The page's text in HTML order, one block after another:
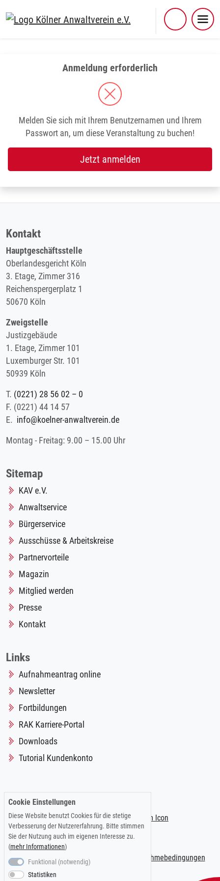
Anmeldung erforderlich
Melden Sie sich mit Ihrem Benutzernamen und Ihrem
Passwort an, um diese Veranstaltung zu buchen!
Jetzt anmelden
Kontakt
Hauptgeschäftsstelle
Oberlandesgericht Köln
3. Etage, Zimmer 316
Reichenspergerplatz 1
50670 Köln
Zweigstelle
Justizgebäude
1. Etage, Zimmer 101
Luxemburger Str. 101
50939 Köln
T. (0221) 28 56 02 – 0
F. (0221) 44 14 57
E. info@koelner-anwaltverein.de
Montag - Freitag: 9.00 – 15.00 Uhr
Sitemap
KAV e.V.
Anwaltservice
Bürgerservice
Ausschüsse & Arbeitskreise
Partnervorteile
Magazin
Mitglied werden
Presse
Kontakt
Links
Aufnahmeantrag online
Newsletter
Fortbildungen
RAK Karriere-Portal
Downloads
Tutorial Kundenkonto
Impressum |Datenschutzerklärung Teilnahmebedingungen
Cookie Einstellungen
Diese Website benutzt Cookies für die stetige
Verbesserung der Nutzererfahrung. Bitte stimmen
Sie der Nutzung auch im eigenen Interesse zu.
(mehr Informationen)
Funktional (notwendig)
Statistiken